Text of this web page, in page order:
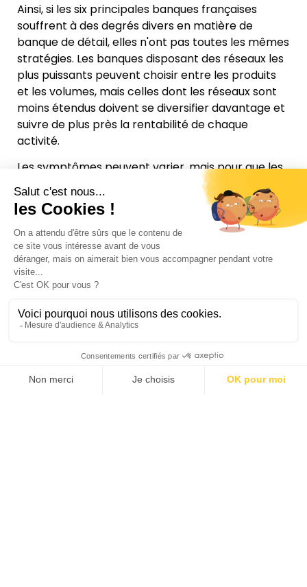
Ainsi, si les six principales banques françaises
souffrent à des degrés divers en matière de
banque de détail, elles n'ont pas toutes les mêmes
stratégies. Les banques disposant des réseaux les
plus puissants peuvent choisir entre les produits
et les volumes, mais celles dont les réseaux sont
moins étendus doivent se diversifier davantage et
suivre de plus près la rentabilité de chaque
activité.
Les symptômes peuvent varier, mais pour que les
banques retrouvent leur rentabilité, les remèdes
qu'elles doivent employer sont probablement les
mêmes : continuer à mieux segmenter et
personnaliser les offres, et investir pour ne pas se
laisser distancer par les néobanques en termes
d'expérience client. Elles pourraient également
choisir un autre mode de fonctionnement pour le
depuis le début de l'année.
TELECHARGER LE PDF